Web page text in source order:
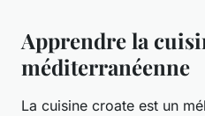
Apprendre la
méditerranéenne
La cuisine croate est un